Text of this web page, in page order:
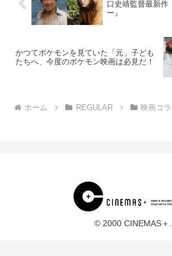
口史靖監督最新作
ー』
かつてポケモンを見ていた「元」子ども
たちへ、今度のポケモン映画は必見だ！
ホーム REGULAR 映画コラ
© 2000 CINEMAS＋.